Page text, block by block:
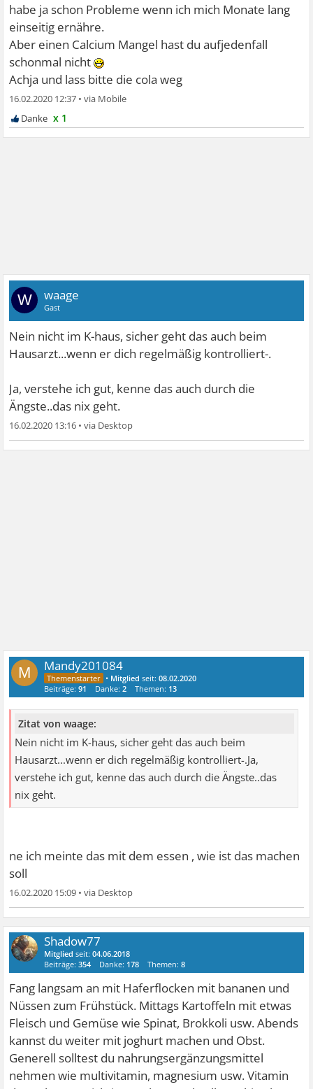
habe ja schon Probleme wenn ich mich Monate lang
einseitig ernähre.
Aber einen Calcium Mangel hast du aufjedenfall
schonmal nicht
Achja und lass bitte die cola weg
16.02.2020 12:37 •
x 1
W waage
Gast
Nein nicht im K-haus, sicher geht das auch beim
Hausarzt...wenn er dich regelmäßig kontrolliert-.
Ja, verstehe ich gut, kenne das auch durch die
Ängste..das nix geht.
16.02.2020 13:16 •
M Mandy201084
• Mitglied seit:08.02.2020
Beiträge:91 Danke:2 Themen: 13
Zitat von waage:
Nein nicht im K-haus, sicher geht das auch beim
Hausarzt...wenn er dich regelmäßig kontrolliert-.Ja,
verstehe ich gut, kenne das auch durch die Ängste..das
nix geht.
ne ich meinte das mit dem essen , wie ist das machen
soll
16.02.2020 15:09 •
Shadow77
Mitglied seit:04.06.2018
Beiträge:354 Danke: 178 Themen:8
Fang langsam an mit Haferflocken mit bananen und
Nüssen zum Frühstück. Mittags Kartoffeln mit etwas
Fleisch und Gemüse wie Spinat, Brokkoli usw. Abends
kannst du weiter mit joghurt machen und Obst.
Generell solltest du nahrungsergänzungsmittel
nehmen wie multivitamin, magnesium usw. Vitamin